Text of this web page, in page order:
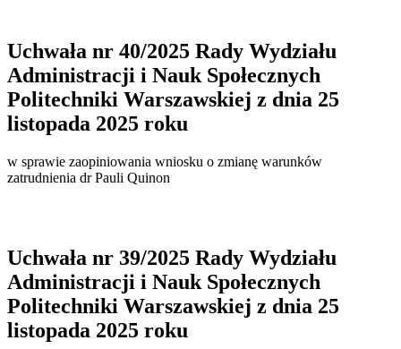
Uchwała nr 40/2025 Rady Wydziału
Administracji i Nauk Społecznych
Politechniki Warszawskiej z dnia 25
listopada 2025 roku
w sprawie zaopiniowania wniosku o zmianę warunków
zatrudnienia dr Pauli Quinon
Uchwała nr 39/2025 Rady Wydziału
Administracji i Nauk Społecznych
Politechniki Warszawskiej z dnia 25
listopada 2025 roku